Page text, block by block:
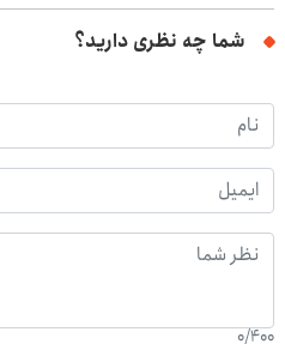
شما چه نظری دارید؟
0/400